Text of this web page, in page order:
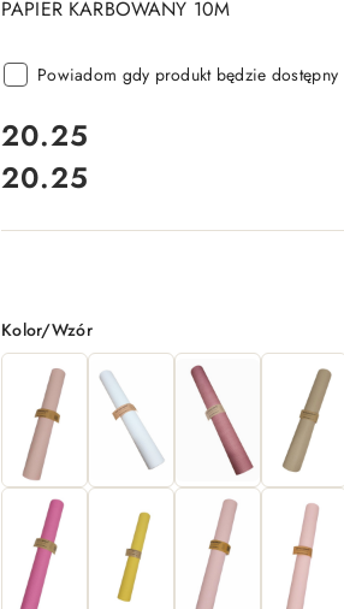
PAPIER KARBOWANY 10M
Powiadom gdy produkt będzie dostępny
cena:
20.25
Cena:
20.25
Wariant
Kolor/Wzór